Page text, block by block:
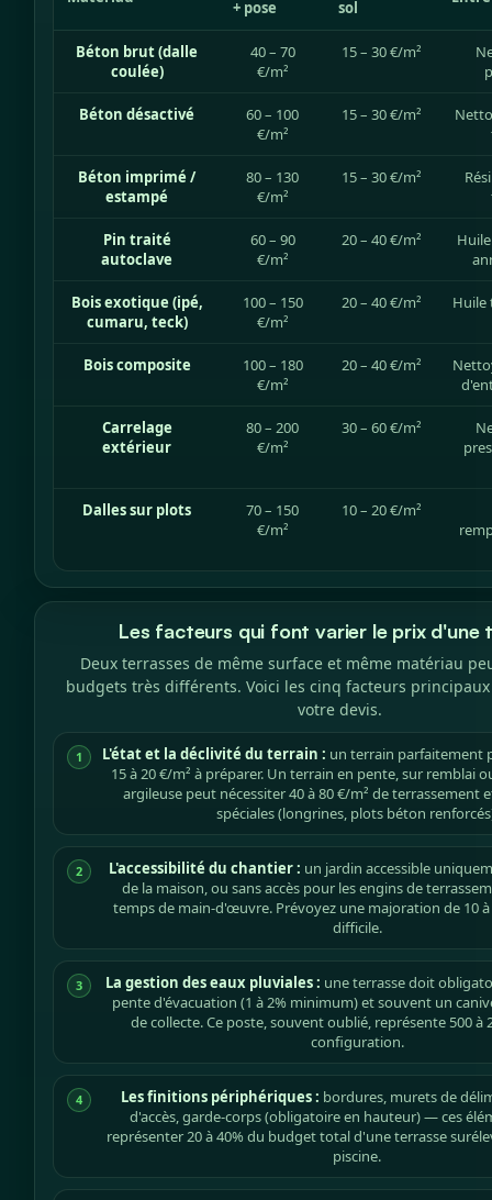
+ pose sol
Béton brut (dalle
coulée)
40 – 70
€/m²
15 – 30 €/m²
Béton désactivé
60 – 100
€/m²
15 – 30 €/m²
Béton imprimé /
estampé
80 – 130
€/m²
15 – 30 €/m²
Pin traité
autoclave
60 – 90
€/m²
20 – 40 €/m²
Bois exotique (ipé,
cumaru, teck)
100 – 150
€/m²
20 – 40 €/m² Huile
Bois composite
100 – 180
€/m²
20 – 40 €/m²
Carrelage
extérieur
80 – 200
€/m²
30 – 60 €/m²
Dalles sur plots
70 – 150
€/m²
10 – 20 €/m²
Les facteurs qui font varier le prix d'une
Deux terrasses de même surface et même matériau
budgets très différents. Voici les cinq facteurs
votre devis.
1 L'état et la déclivité du terrain : un terrain parfaitement
15 à 20 €/m² à préparer. Un terrain en pente, sur remblai
argileuse peut nécessiter 40 à 80 €/m² de terrassement
spéciales (longrines, plots béton
2 L'accessibilité du chantier : un jardin accessible
de la maison, ou sans accès pour les engins de
temps de main-d'œuvre. Prévoyez une majoration de 10 à
difficile.
3 La gestion des eaux pluviales : une terrasse doit
pente d'évacuation (1 à 2% minimum) et souvent un
de collecte. Ce poste, souvent oublié, représente 500 à
configuration.
4 Les finitions périphériques : bordures, murets de
d'accès, garde-corps (obligatoire en hauteur) — ces
représenter 20 à 40% du budget total d'une terrasse
piscine.